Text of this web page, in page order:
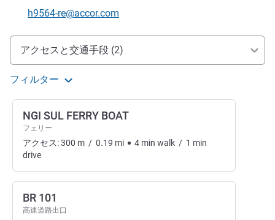
Eメール
h9564-re@accor.com
アクセスと交通機関
アクセスと交通手段 (2)
フィルター
NGI SUL FERRY BOAT
フェリー
アクセス:300 m / 0.19 mi 4 min walk / 1 min
drive
BR 101
高速道路出口